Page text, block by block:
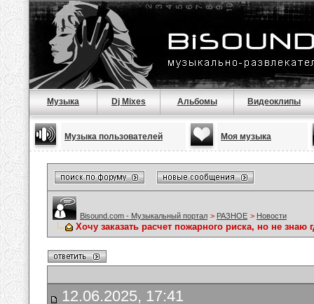
Музыка Dj Mixes Альбомы Видеоклипы
Музыка пользователей Моя музыка
Bisound.com - Музыкальный портал > РАЗНОЕ > Новости
Хочу заказать расчет пожарного риска, но не знаю
12.06.2025, 17:41